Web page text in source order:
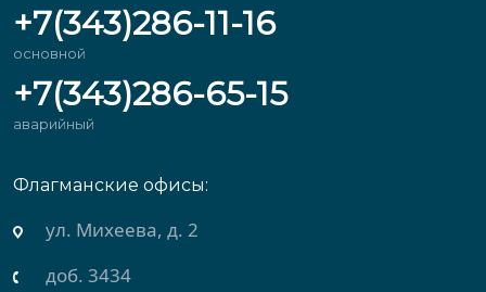
+7(343)286-11-16
основной
+7(343)286-65-15
аварийный
Флагманские офисы:
ул. Михеева, д. 2
доб. 3434